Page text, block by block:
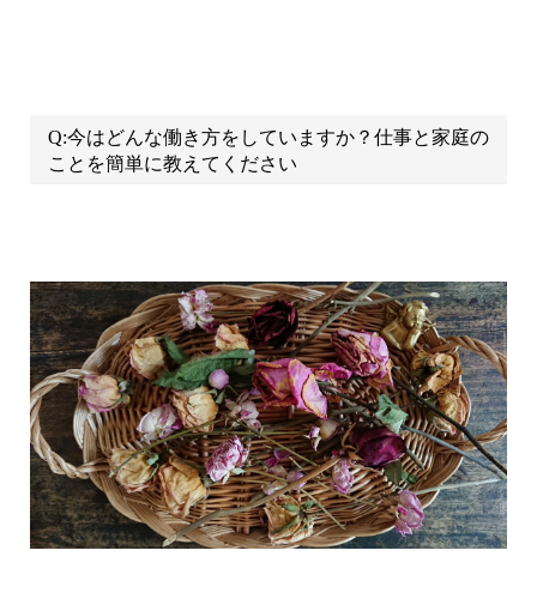
Q:今はどんな働き方をしていますか？仕事と家庭の
ことを簡単に教えてください